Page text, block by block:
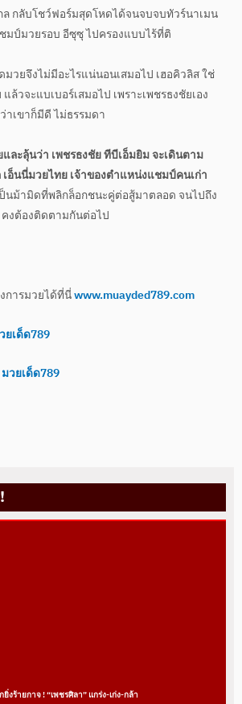
กลับโชว์ฟอร์มสุดโหดได้จนจบจบทัวร์นาเมน
มป์มวยรอบ อีซุซุ ไปครองแบบไร้ที่ติ
วยจึงไม่มีอะไรแน่นอนเสมอไป เฮอคิวลิส ใช่
ล้วจะแบเบอร์เสมอไป เพราะเพชรธงชัยเอง
าเขาก็มีดี ไม่ธรรมดา
และลุ้นว่า เพชรธงชัย ทีบีเอ็มยิม จะเดินตาม
เอ็นนี่มวยไทย เจ้าของตำแหน่งแชมป์คนเก่า
นม้ามิดที่พลิกล็อกชนะคู่ต่อสู้มาตลอด จนไปถึง
งต้องติดตามกันต่อไป
การมวยได้ที่นี่www.muayded789.com
ยเด็ด789
วยเด็ด789
ยิ่งร้ายกาจ ! “เพชรศิลา” แกร่ง-เก่ง-กล้า